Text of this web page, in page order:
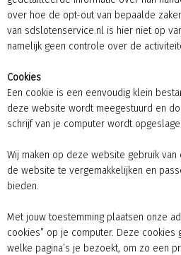
over hoe de opt-out van bepaalde
van sdslotenservice.nl is hier niet op
namelijk geen controle over de
Cookies
Een cookie is een eenvoudig klein
deze website wordt meegestuurd en
schrijf van je computer wordt
Wij maken op deze website gebruik
de website te vergemakkelijken en
bieden.
Met jouw toestemming plaatsen onze
cookies” op je computer. Deze cookies
welke pagina’s je bezoekt, om zo een